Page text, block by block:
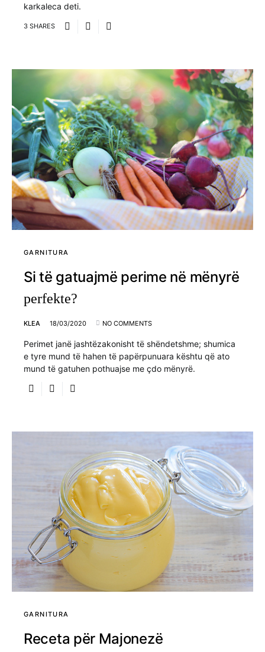
karkaleca deti.
3 SHARES
GARNITURA
Si të gatuajmë perime në mënyrë
perfekte?
KLEA 18/03/2020 NO COMMENTS
Perimet janë jashtëzakonisht të shëndetshme; shumica
e tyre mund të hahen të papërpunuara kështu që ato
mund të gatuhen pothuajse me çdo mënyrë.
GARNITURA
Receta për Majonezë